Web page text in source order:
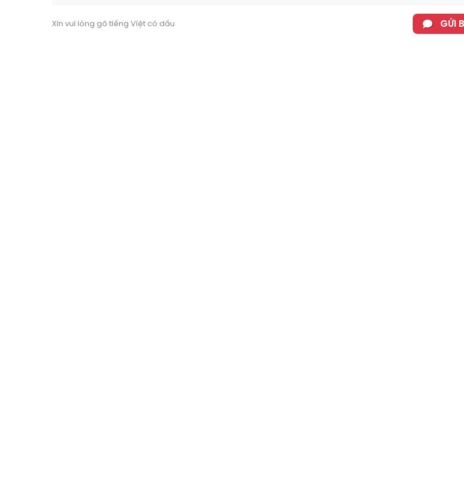
Xin vui lòng gõ tiếng Việt có dấu GỬI